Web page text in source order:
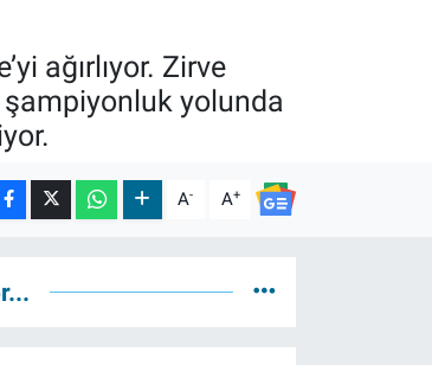
ağırlıyor. Zirve
şampiyonluk yolunda
A- A+